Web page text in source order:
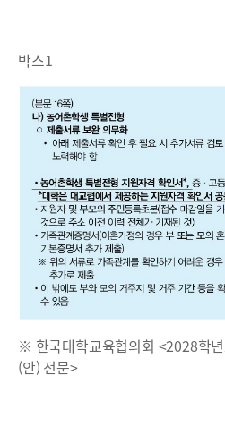
박스1
※ 한국대학교육협의회 <2028학
(안) 전문>